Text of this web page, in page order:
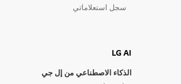
سجل استعلاماتي
LG AI
الذكاء الاصطناعي من إل جي